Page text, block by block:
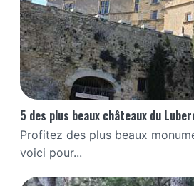
5 des plus beaux châteaux du
Profitez des plus beaux
voici pour...